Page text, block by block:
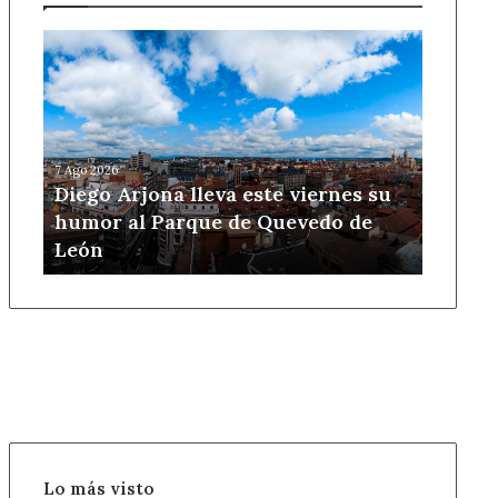
Diego
Arjona
lleva
este
viernes
su
humor
al
Parque
de
Quevedo
7 Ago 2026
Diego Arjona lleva este viernes su
humor al Parque de Quevedo de
León
Lo más visto